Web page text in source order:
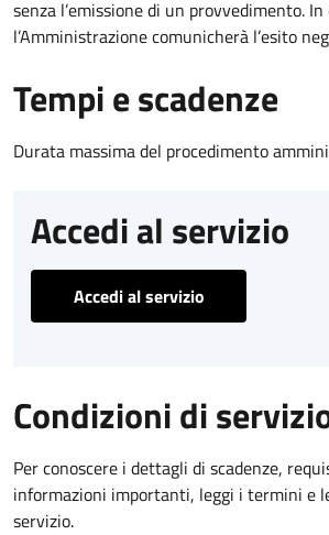
senza l’emissione di un provvedimento.
l’Amministrazione comunicherà l’esito
Tempi e scadenze
Durata massima del procedimento
Accedi al servizio
Accedi al servizio
Condizioni di
Per conoscere i dettagli di scadenze,
informazioni importanti, leggi i termini e
servizio.